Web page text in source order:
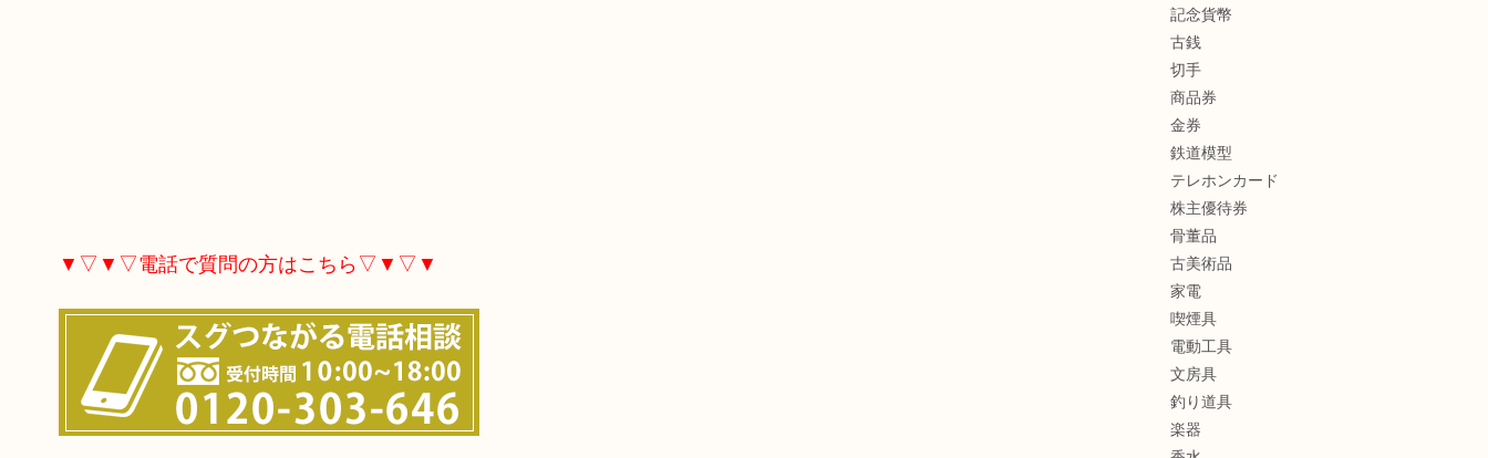
▼▽▼▽電話で質問の方はこちら▽▼▽▼
記念貨幣
古銭
切手
商品券
金券
鉄道模型
テレホンカード
株主優待券
骨董品
古美術品
家電
喫煙具
電動工具
文房具
釣り道具
楽器